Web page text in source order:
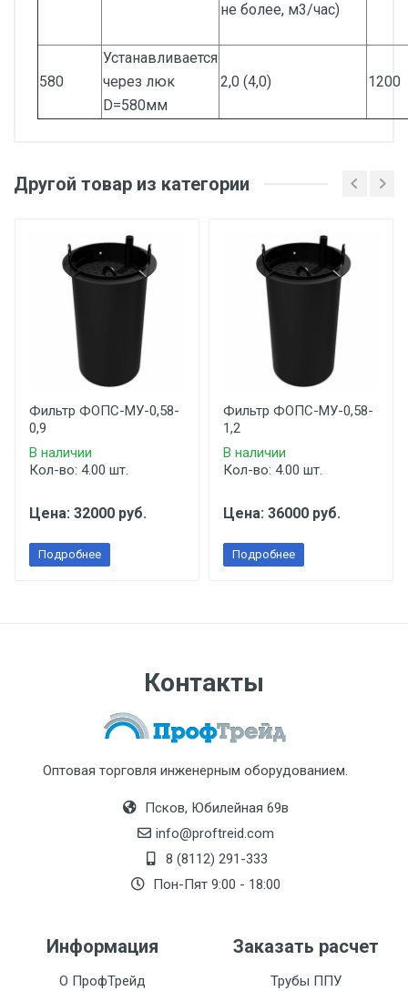
не более, м3/час)
580
Устанавливается
через люк
D=580мм
2,0 (4,0) 1200
Другой товар из категории
Фильтр ФОПС-МУ-0,58-
0,9
В наличии
Кол-во: 4.00 шт.
Цена: 32000 руб.
Подробнее
Фильтр ФОПС-МУ-0,58-
1,2
В наличии
Кол-во: 4.00 шт.
Цена: 36000 руб.
Подробнее
Контакты
Оптовая торговля инженерным оборудованием.
Псков, Юбилейная 69в
info@proftreid.com
8 (8112) 291-333
Пон-Пят 9:00 - 18:00
Информация
О ПрофТрейд
Заказать расчет
Трубы ППУ